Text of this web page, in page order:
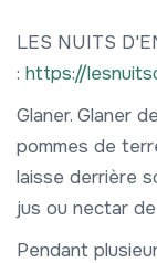
LES NUITS
: https://
Glaner. Glaner
pommes de
laisse derrière
jus ou nectar
Pendant